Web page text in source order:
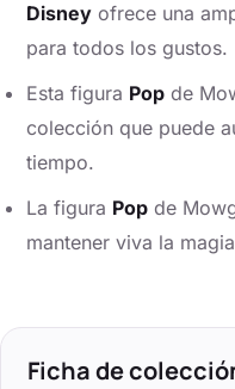
Disney ofrece una
para todos los gustos.
Esta figura Pop de
colección que puede
tiempo.
La figura Pop de
mantener viva la
Ficha de